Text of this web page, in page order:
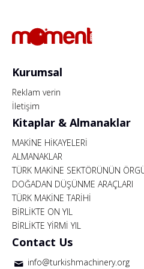
Kurumsal
Reklam verin
İletişim
Kitaplar & Almanaklar
MAKİNE HİKAYELERİ
ALMANAKLAR
TÜRK MAKİNE SEKTÖRÜNÜN
DOĞADAN DÜŞÜNME ARAÇLARI
TÜRK MAKİNE TARİHİ
BİRLİKTE ON YIL
BİRLİKTE YİRMİ YIL
Contact Us
info@turkishmachinery.org